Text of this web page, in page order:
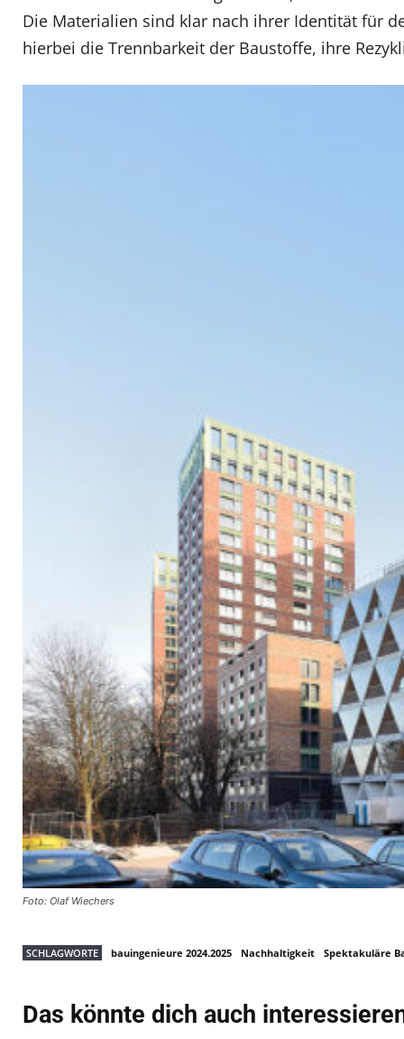
Die Materialien sind klar nach ihrer Identität für
hierbei die Trennbarkeit der Baustoffe, ihre
Foto: Olaf Wiechers
SCHLAGWORTE bauingenieure 2024.2025 Nachhaltigkeit Spektakuläre
Das könnte dich auch